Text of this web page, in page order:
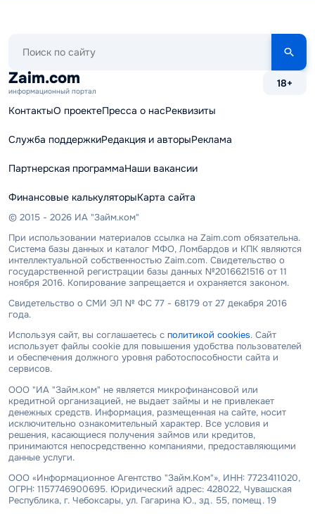
сайту
Zaim.com
информационный портал
18+
КонтактыО проектеПресса о насРеквизиты
Служба поддержкиРедакция и авторыРеклама
Партнерская программаНаши вакансии
Финансовые калькуляторыКарта сайта
© 2015 - 2026 ИА "Займ.ком"
При использовании материалов ссылка на Zaim.com обязательна.
Система базы данных и каталог МФО, Ломбардов и КПК являются
интеллектуальной собственностью Zaim.com. Свидетельство о
государственной регистрации базы данных №2016621516 от 11
ноября 2016. Копирование запрещается и охраняется законом.
Свидетельство о СМИ ЭЛ № ФС 77 - 68179 от 27 декабря 2016
года.
Используя сайт, вы соглашаетесь с политикой cookies. Сайт
использует файлы cookie для повышения удобства пользователей
и обеспечения должного уровня работоспособности сайта и
сервисов.
ООО "ИА "Займ.ком" не является микрофинансовой или
кредитной организацией, не выдает займы и не привлекает
денежных средств. Информация, размещенная на сайте, носит
исключительно ознакомительный характер. Все условия и
решения, касающиеся получения займов или кредитов,
принимаются непосредственно компаниями, предоставляющими
данные услуги.
ООО «Информационное Агентство "Займ.Ком"», ИНН: 7723411020,
ОГРН: 1157746900695. Юридический адрес: 428022, Чувашская
Республика, г. Чебоксары, ул. Гагарина Ю., зд. 55, помещ. 19